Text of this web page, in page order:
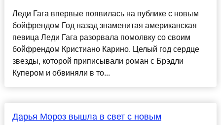
Леди Гага впервые появилась на публике с новым
бойфрендом Год назад знаменитая американская
певица Леди Гага разорвала помолвку со своим
бойфрендом Кристиано Карино. Целый год сердце
звезды, которой приписывали роман с Брэдли
Купером и обвиняли в то...
Дарья Мороз вышла в свет с новым